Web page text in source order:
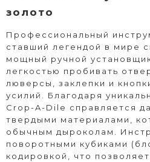
золото
Профессиональный
ставший легендой в мире
мощный ручной
легкостью пробивать
люверсы, заклепки и
усилий. Благодаря
Crop-A-Dile справляется
твердыми материалами,
обычным дыроколам.
поворотными кубиками
кодировкой, что